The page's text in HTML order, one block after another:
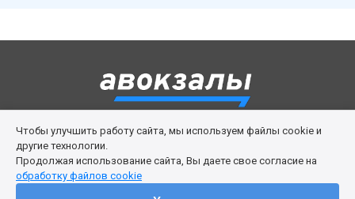
Правила сервиса Политика cookies
Личный кабинет Возврат билета Поддержка
© 2016-2026 ООО «Изи Вей»
Чтобы улучшить работу сайта, мы используем файлы cookie и
другие технологии.
Продолжая использование сайта, Вы даете свое согласие на
обработку файлов cookie